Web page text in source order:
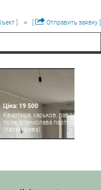
] Отправить заявку ]
Ціна: 19 500
Квартира, харьков, павлово
поле, станислава парталы
(балакирева)